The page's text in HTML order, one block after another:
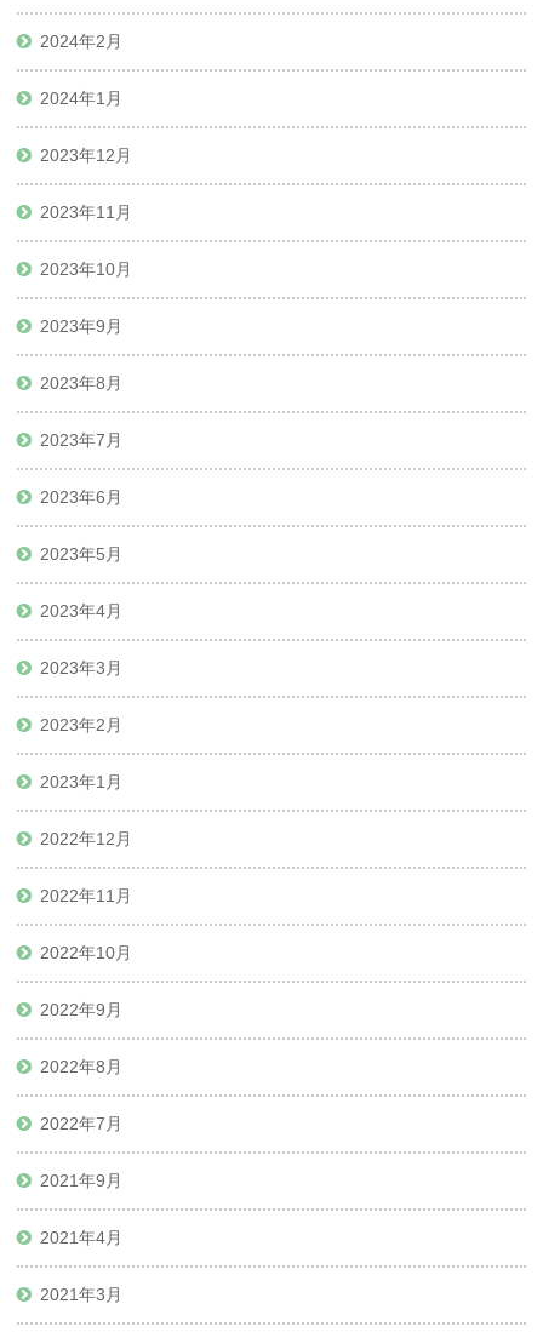
2024年2月
2024年1月
2023年12月
2023年11月
2023年10月
2023年9月
2023年8月
2023年7月
2023年6月
2023年5月
2023年4月
2023年3月
2023年2月
2023年1月
2022年12月
2022年11月
2022年10月
2022年9月
2022年8月
2022年7月
2021年9月
2021年4月
2021年3月